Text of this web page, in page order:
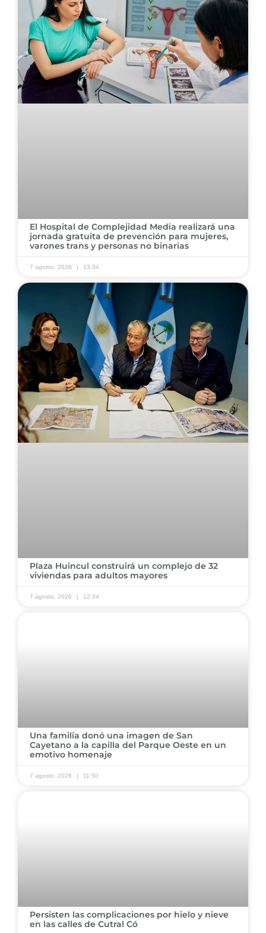
El Hospital de Complejidad Media realizará una
jornada gratuita de prevención para mujeres,
varones trans y personas no binarias
7 agosto, 2026 13:34
Plaza Huincul construirá un complejo de 32
viviendas para adultos mayores
7 agosto, 2026 12:34
Una familia donó una imagen de San
Cayetano a la capilla del Parque Oeste en un
emotivo homenaje
7 agosto, 2026 11:50
Persisten las complicaciones por hielo y nieve
en las calles de Cutral Có